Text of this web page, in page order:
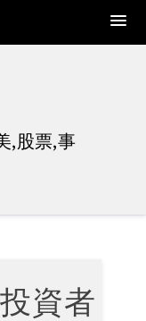
,股票,事
資者